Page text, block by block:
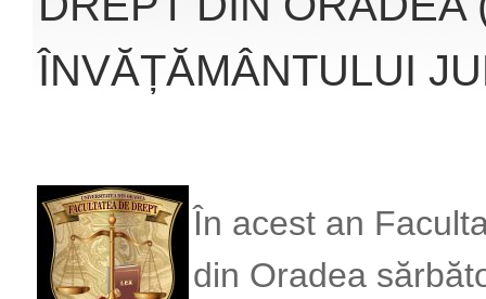
ÎNVĂȚĂMÂNTULUI
În acest an
din Oradea